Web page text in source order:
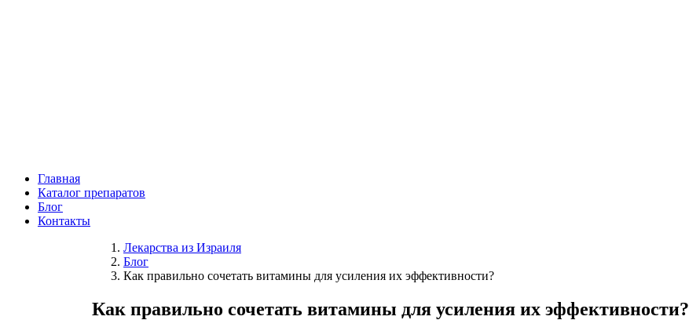
Главная
Каталог препаратов
Блог
Контакты
Лекарства из Израиля
Блог
Как правильно сочетать витамины для усиления их эффективности?
Как правильно сочетать витамины для усиления их эффективности?